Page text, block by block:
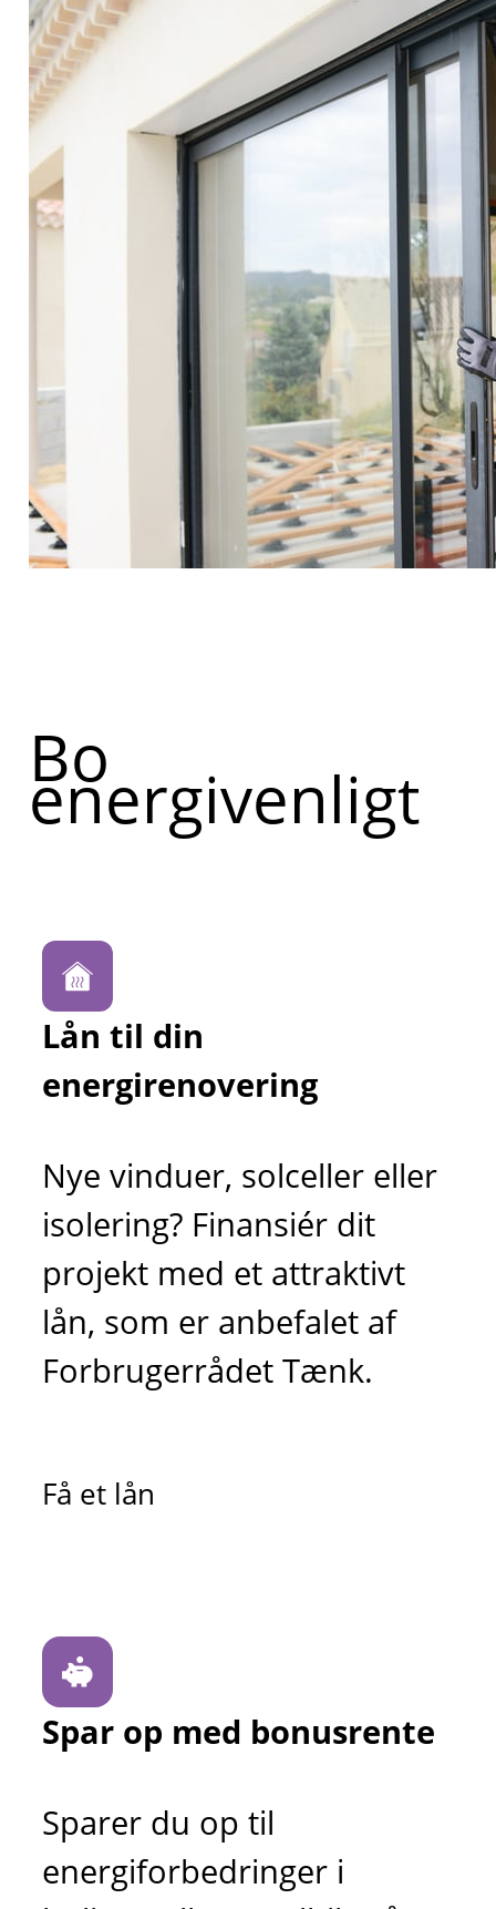
Bo
energivenligt
Lån til din
energirenovering
Nye vinduer, solceller eller
isolering? Finansiér dit
projekt med et attraktivt
lån, som er anbefalet af
Forbrugerrådet Tænk.
Få et lån
Spar op med bonusrente
Sparer du op til
energiforbedringer i